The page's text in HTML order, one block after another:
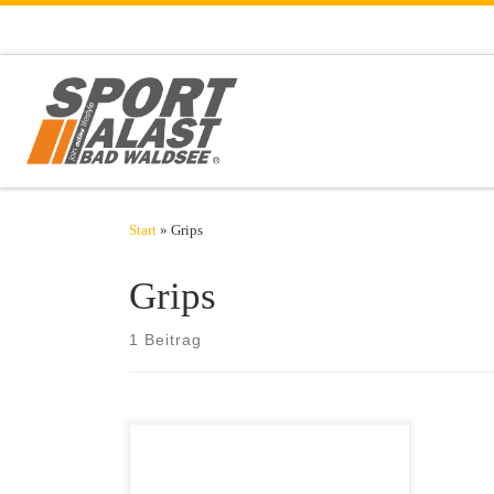
Start » Grips
Grips
1 Beitrag